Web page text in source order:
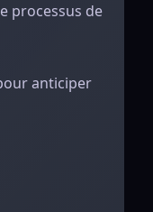
processus de
anticiper